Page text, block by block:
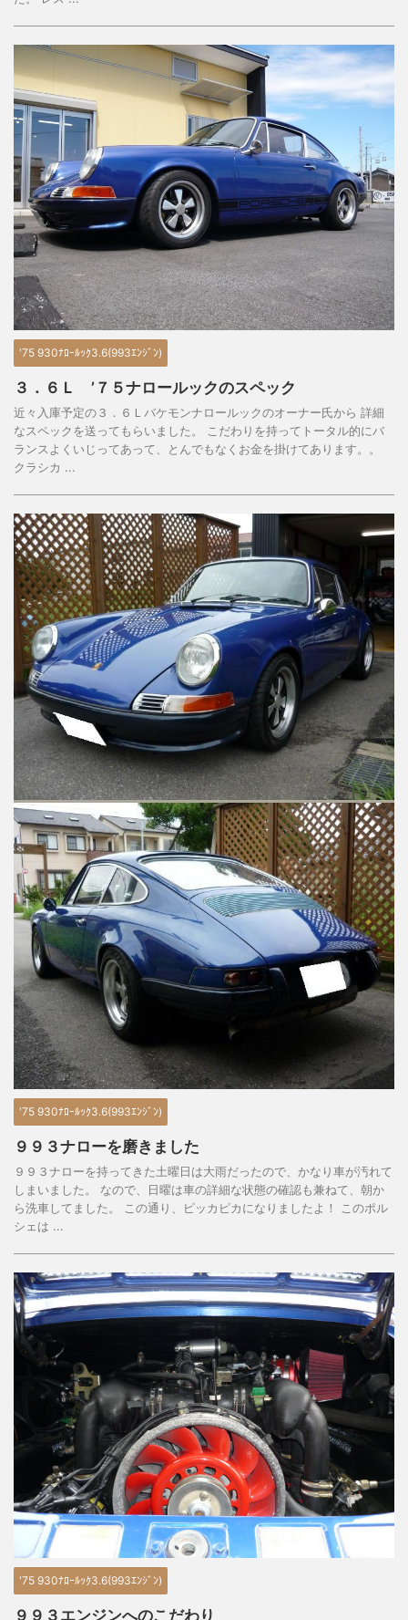
'75 930ﾅﾛｰﾙｯｸ3.6(993ｴﾝｼﾞﾝ)
３．６Ｌ ’７５ナロールックのスペック
近々入庫予定の３．６Ｌバケモンナロールックのオーナー氏から 詳細
なスペックを送ってもらいました。 こだわりを持ってトータル的にバ
ランスよくいじってあって、とんでもなくお金を掛けてあります。。
クラシカ ...
'75 930ﾅﾛｰﾙｯｸ3.6(993ｴﾝｼﾞﾝ)
９９３ナローを磨きました
９９３ナローを持ってきた土曜日は大雨だったので、かなり車が汚れて
しまいました。 なので、日曜は車の詳細な状態の確認も兼ねて、朝か
ら洗車してました。 この通り、ピッカピカになりましたよ！ このポル
シェは ...
'75 930ﾅﾛｰﾙｯｸ3.6(993ｴﾝｼﾞﾝ)
９９３エンジンへのこだわり